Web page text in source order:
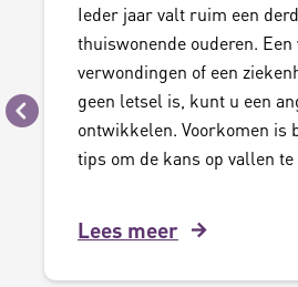
Vorige
Ieder jaar valt ruim een
thuiswonende ouderen.
verwondingen of een
geen letsel is, kunt u een
ontwikkelen. Voorkomen is
tips om de kans op vallen
Lees meer